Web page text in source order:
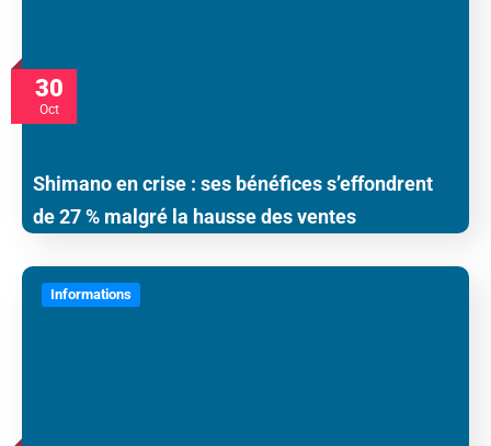
30
Oct
Shimano en crise : ses bénéfices s’effondrent
de 27 % malgré la hausse des ventes
Informations